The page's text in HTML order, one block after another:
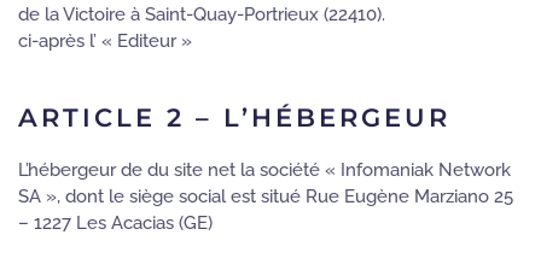
de la Victoire à Saint-Quay-Portrieux (22410).
ci-après l’ « Editeur »
ARTICLE 2 – L’HÉBERGEUR
L’hébergeur de du site net la société « Infomaniak Network
SA », dont le siège social est situé Rue Eugène Marziano 25
– 1227 Les Acacias (GE)